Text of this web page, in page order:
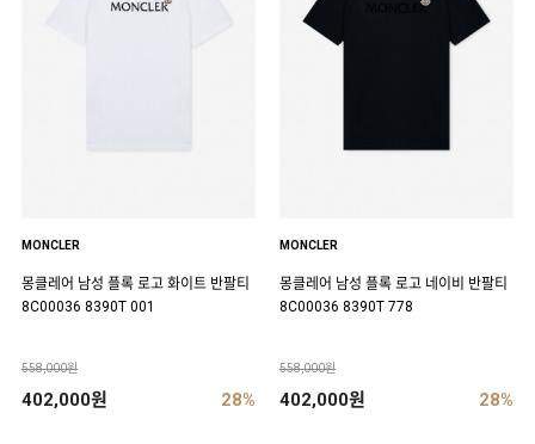
MONCLER
몽클레어 남성 플록 로고 화이트 반팔티
8C00036 8390T 001
558,000원
402,000원 28%
MONCLER
몽클레어 남성 플록 로고 네이비 반팔티
8C00036 8390T 778
558,000원
402,000원 28%